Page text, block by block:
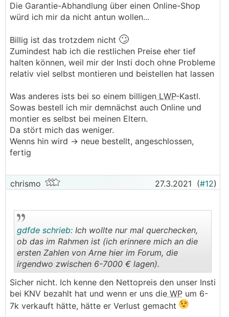
Die Garantie-Abhandlung über einen Online-Shop
würd ich mir da nicht antun wollen...
Billig ist das trotzdem nicht 🙄
Zumindest hab ich die restlichen Preise eher tief
halten können, weil mir der Insti doch ohne Probleme
relativ viel selbst montieren und beistellen hat lassen
Was anderes ists bei so einem billigen LWP-Kastl.
Sowas bestell ich mir demnächst auch Online und
montier es selbst bei meinen Eltern.
Da stört mich das weniger.
Wenns hin wird -> neue bestellt, angeschlossen,
fertig
chrismo 27.3.2021 (#12)
..
gdfde schrieb: Ich wollte nur mal querchecken,
ob das im Rahmen ist (ich erinnere mich an die
ersten Zahlen von Arne hier im Forum, die
irgendwo zwischen 6-7000 € lagen).
Sicher nicht. Ich kenne den Nettopreis den unser Insti
bei KNV bezahlt hat und wenn er uns die WP um 6-
7k verkauft hätte, hätte er Verlust gemacht